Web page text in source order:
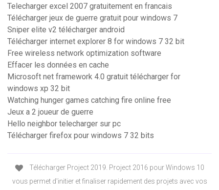
Telecharger excel 2007 gratuitement en francais
Télécharger jeux de guerre gratuit pour windows 7
Sniper elite v2 télécharger android
Télécharger internet explorer 8 for windows 7 32 bit
Free wireless network optimization software
Effacer les données en cache
Microsoft net framework 4.0 gratuit télécharger for
windows xp 32 bit
Watching hunger games catching fire online free
Jeux a 2 joueur de guerre
Hello neighbor telecharger sur pc
Télécharger firefox pour windows 7 32 bits
Télécharger Project 2019. Project 2016 pour Windows 10
vous permet d'initier et finaliser rapidement des projets avec vos